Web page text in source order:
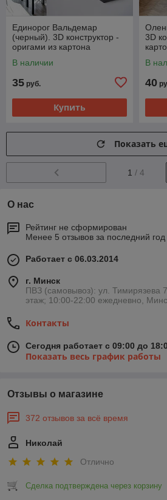
Единорог Вальдемар
(черный). 3D конструктор -
оригами из картона
В наличии
35 руб.
Купить
3D
В
40
Показать
1 / 4
О нас
Рейтинг не сформирован
Менее 5 отзывов за последний год
Работает с 06.03.2014
г. Минск
ПВЗ (самовывоз): ул. Тимирязева
этаж; 10:00-22:00 ежедневно,
Контакты
Сегодня работает с 09:00 до
Показать весь график работы
Отзывы о магазине
372 отзывов за всё время
Николай
Отлично
Сделка подтверждена через корзину